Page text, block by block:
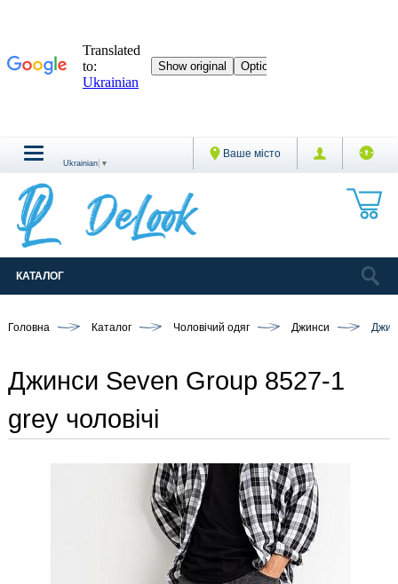
Ваше місто
Ukrainian ▼
КАТАЛОГ
Головна Каталог Чоловічий одяг Джинси
Джинси Seven Group 8527-1
grey чоловічі